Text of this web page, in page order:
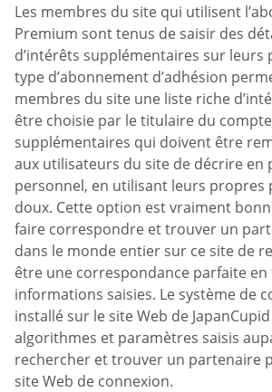
Les membres du site qui utilisent
Premium sont tenus de saisir des
d’intérêts supplémentaires sur leurs
type d’abonnement d’adhésion
membres du site une liste riche
être choisie par le titulaire du
supplémentaires qui doivent être
aux utilisateurs du site de décrire en
personnel, en utilisant leurs propres
doux. Cette option est vraiment
faire correspondre et trouver un
dans le monde entier sur ce site de
être une correspondance parfaite
informations saisies. Le système de
installé sur le site Web de
algorithmes et paramètres saisis
rechercher et trouver un partenaire
site Web de connexion.